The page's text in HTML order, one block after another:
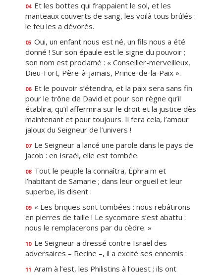
04 Et les bottes qui frappaient le sol, et les
manteaux couverts de sang, les voilà tous brûlés :
le feu les a dévorés.
05 Oui, un enfant nous est né, un fils nous a été
donné ! Sur son épaule est le signe du pouvoir ;
son nom est proclamé : « Conseiller-merveilleux,
Dieu-Fort, Père-à-jamais, Prince-de-la-Paix ».
06 Et le pouvoir s’étendra, et la paix sera sans fin
pour le trône de David et pour son règne qu’il
établira, qu’il affermira sur le droit et la justice dès
maintenant et pour toujours. Il fera cela, l’amour
jaloux du Seigneur de l’univers !
07 Le Seigneur a lancé une parole dans le pays de
Jacob : en Israël, elle est tombée.
08 Tout le peuple la connaîtra, Éphraïm et
l’habitant de Samarie ; dans leur orgueil et leur
superbe, ils disent :
09 « Les briques sont tombées : nous rebâtirons
en pierres de taille ! Le sycomore s’est abattu :
nous le remplacerons par du cèdre. »
10 Le Seigneur a dressé contre Israël des
adversaires – Recine –, il a excité ses ennemis :
11 Aram à l’est, les Philistins à l’ouest ; ils ont